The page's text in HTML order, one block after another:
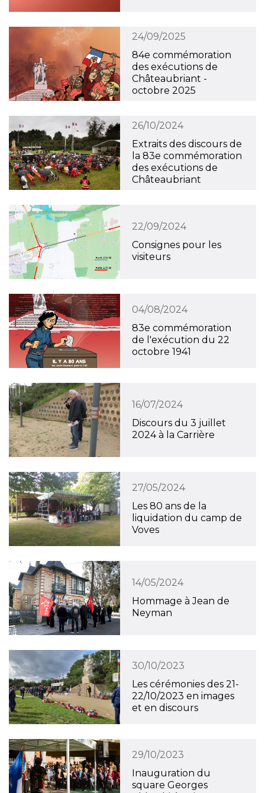
24/09/2025
84e commémoration
des exécutions de
Châteaubriant -
octobre 2025
26/10/2024
Extraits des discours de
la 83e commémoration
des exécutions de
Châteaubriant
22/09/2024
Consignes pour les
visiteurs
04/08/2024
83e commémoration
de l'exécution du 22
octobre 1941
16/07/2024
Discours du 3 juillet
2024 à la Carrière
27/05/2024
Les 80 ans de la
liquidation du camp de
Voves
14/05/2024
Hommage à Jean de
Neyman
30/10/2023
Les cérémonies des 21-
22/10/2023 en images
et en discours
29/10/2023
Inauguration du
square Georges